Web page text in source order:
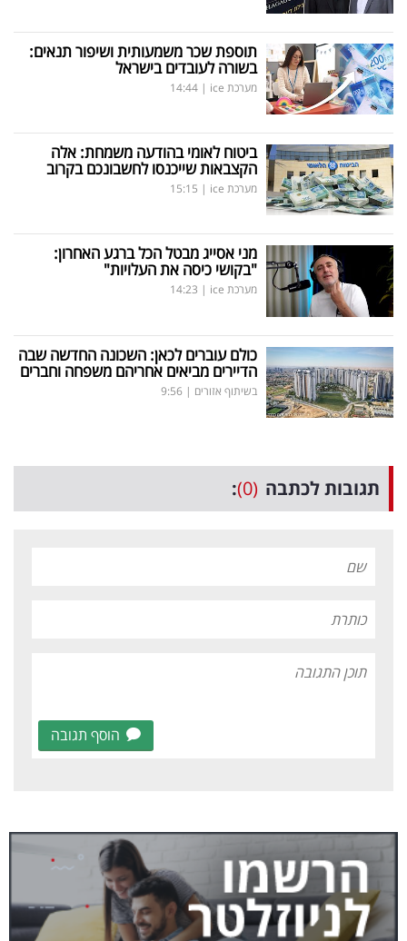
תוספת שכר משמעותית ושיפור תנאים:
בשורה לעובדים בישראל
מערכת ice |
14:44
ביטוח לאומי בהודעה משמחת: אלה
הקצבאות שייכנסו לחשבונכם בקרוב
מערכת ice |
15:15
מני אסייג מבטל הכל ברגע האחרון:
"בקושי כיסה את העלויות"
מערכת ice |
14:23
כולם עוברים לכאן: השכונה החדשה שבה
הדיירים מביאים אחריהם משפחה וחברים
בשיתוף אזורים |
9:56
תגובות לכתבה (0)
:
הוסף תגובה